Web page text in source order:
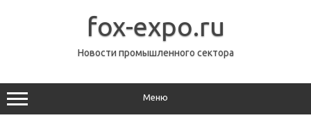
fox-expo.ru
Новости промышленного сектора
Меню